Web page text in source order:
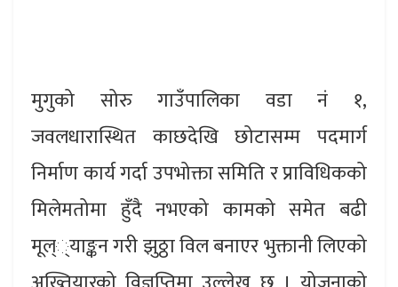
मुगुको सोरु गाउँपालिका वडा नं १,
जवलधारास्थित काछदेखि छोटासम्म पदमार्ग
निर्माण कार्य गर्दा उपभोक्ता समिति र प्राविधिकको
मिलेमतोमा हुँदै नभएको कामको समेत बढी
मूल््याङ्कन गरी झुठ्ठा विल बनाएर भुक्तानी लिएको